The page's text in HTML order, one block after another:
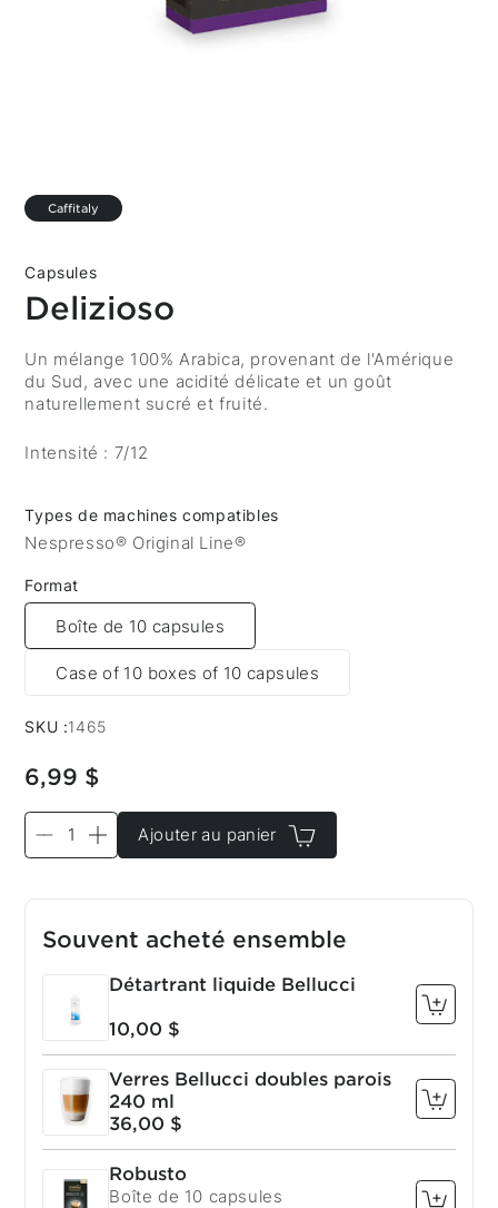
Caffitaly
Capsules
Delizioso
Description
Un mélange 100% Arabica, provenant de l'Amérique
du Sud, avec une acidité délicate et un goût
naturellement sucré et fruité.
Intensité : 7/12
Types de machines compatibles
Nespresso® Original Line®
Format
Boîte de 10 capsules
Case of 10 boxes of 10 capsules
SKU :1465
6,99 $
Ajouter au panier
Souvent acheté ensemble
Détartrant liquide Bellucci
10,00 $
Verres Bellucci doubles parois
240 ml
36,00 $
Robusto
Boîte de 10 capsules